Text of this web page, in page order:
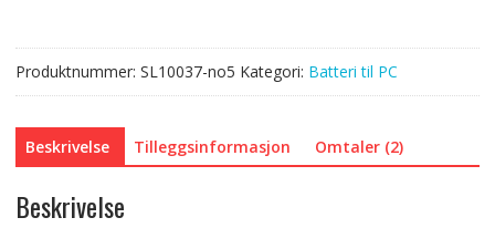
Produktnummer: SL10037-no5 Kategori: Batteri til PC
Beskrivelse Tilleggsinformasjon Omtaler (2)
Beskrivelse